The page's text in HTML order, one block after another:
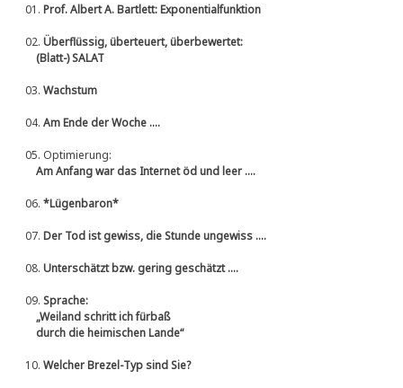
01.Prof. Albert A. Bartlett: Exponentialfunktion
02.Überflüssig, überteuert, überbewertet:
(Blatt-) SALAT
03.Wachstum
04.Am Ende der Woche ....
05. Optimierung:
Am Anfang war das Internet öd und leer ....
06.*Lügenbaron*
07.Der Tod ist gewiss, die Stunde ungewiss ....
08.Unterschätzt bzw. gering geschätzt ....
09.Sprache:
„Weiland schritt ich fürbaß
durch die heimischen Lande“
10.Welcher Brezel-Typ sind Sie?